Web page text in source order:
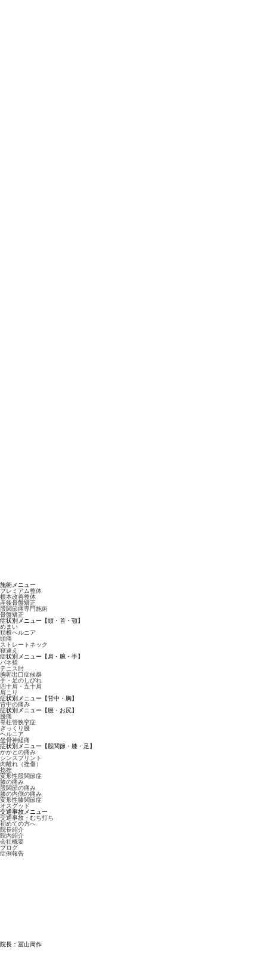
施術メニュー
プレミアム整体
根本改善整体
産後骨盤矯正
股関節痛専門施術
骨盤矯正
症状別メニュー【頭・首・顎】
めまい
頚椎ヘルニア
頭痛
ストレートネック
寝違え
症状別メニュー【肩・腕・手】
バネ指
テニス肘
胸郭出口症候群
手・足のしびれ
四十肩・五十肩
肩こり
症状別メニュー【背中・胸】
背中の痛み
症状別メニュー【腰・お尻】
腰痛
脊柱管狭窄症
ぎっくり腰
ヘルニア
坐骨神経痛
症状別メニュー【股関節・膝・足】
かかとの痛み
シンスプリント
肉離れ（挫傷）
捻挫
変形性股関節症
膝の痛み
股関節の痛み
膝の内側の痛み
変形性膝関節症
オスグッド
交通事故メニュー
交通事故・むち打ち
初めての方へ
院長紹介
院内紹介
会社概要
ブログ
症例報告
院長：冨山周作